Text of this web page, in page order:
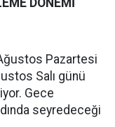
DÖNEMİ
Ağustos Pazartesi
Salı günü
Gece
seyredeceği